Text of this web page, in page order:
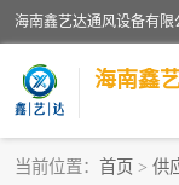
海南鑫
当前位置： 首页 > 供